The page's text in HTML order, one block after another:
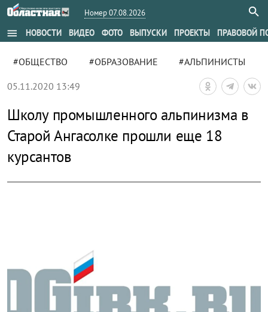
Номер 07.08.2026
menu НОВОСТИ ВИДЕО ФОТО ВЫПУСКИ ПРОЕКТЫ ПРАВОВОЙ
#ОБЩЕСТВО #ОБРАЗОВАНИЕ #АЛЬПИНИСТЫ
05.11.2020 13:49
Школу промышленного альпинизма в
Старой Ангасолке прошли еще 18
курсантов